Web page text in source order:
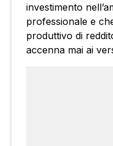
investimento
professionale e
produttivo di
accenna mai ai